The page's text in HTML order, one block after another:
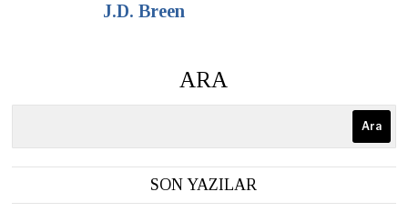
J.D. Breen
ARA
Ara
SON YAZILAR